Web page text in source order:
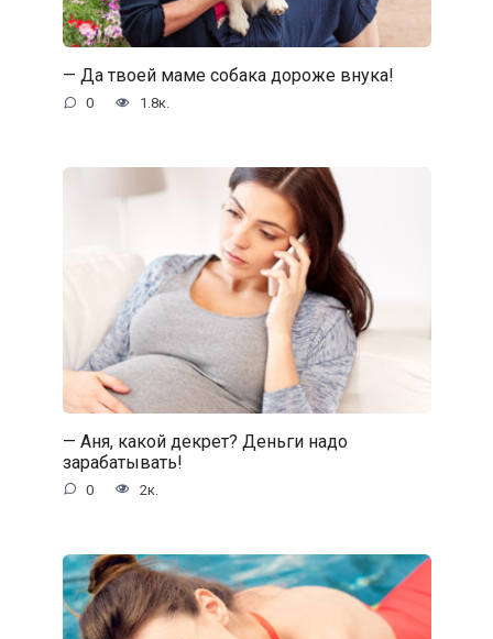
— Да твоей маме собака дороже внука!
0 1.8к.
— Аня, какой декрет? Деньги надо
зарабатывать!
0 2к.